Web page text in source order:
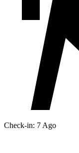
Check-in: 7 Ago